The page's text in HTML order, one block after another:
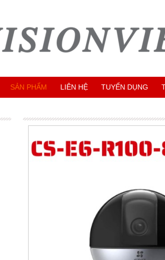
SẢN PHẨM LIÊN HỆ TUYỂN DỤNG